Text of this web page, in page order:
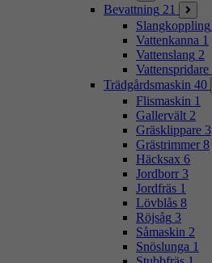
Bevattning 21
Slangkoppling
Vattenkanna 1
Vattenslang 2
Vattenspridare
Trädgårdsmaskin 40
Flismaskin 1
Gallervält 2
Gräsklippare 3
Grästrimmer 8
Häcksax 6
Jordborr 3
Jordfräs 1
Lövblås 8
Röjsåg 3
Såmaskin 2
Snöslunga 1